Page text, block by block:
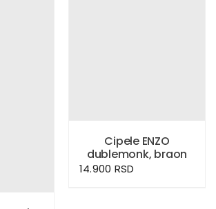
Cipele ENZO
dublemonk, braon
14.900 RSD